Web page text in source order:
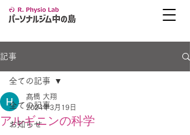
記事
全ての記事
お知らせ
全ての記事
アルギニンの科学
髙橋 大翔
2024年3月19日